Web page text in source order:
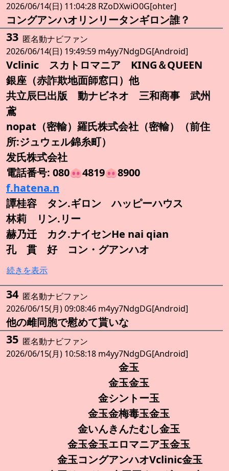
2026/06/14(日) 11:04:28 RZoDXwiO0G[ohter]
コングアンハオリンリータンギロン誰？
33 匿名動ナビファン
2026/06/14(日) 19:49:59 m4yy7NdgDG[Android]
Vclinic スカトロマニア KING＆QUEEN
銀座（赤詐欺地面師窓口）他
共立辰巳出版 動ナビネオ 三和商事 武州
鳶
nopat（密輸）羅氏株式会社（密輸）（前住
所:ジュウェル錦糸町）
发氏株式会社
電話番号: 080🐽4819🐽8900
f.hatena.n
譚桂容 タン.ギロン ハッピーハウス
林莉 リン.リー
赫乃迁 カク.ナイセンHe nai qian
孔 貫 好 コン・グアンハオ
続きを表示
34 匿名動ナビファン
2026/06/15(月) 09:08:46 m4yy7NdgDG[Android]
他の雌同胞で慰めて貰いな
35 匿名動ナビファン
2026/06/15(月) 10:58:18 m4yy7NdgDG[Android]
金玉
金玉金玉
金シントー玉
金玉金梅毒玉金玉
金いんきんたむし金玉
金玉金玉エロマニア玉金玉
金玉コングアンハオVclinic金玉